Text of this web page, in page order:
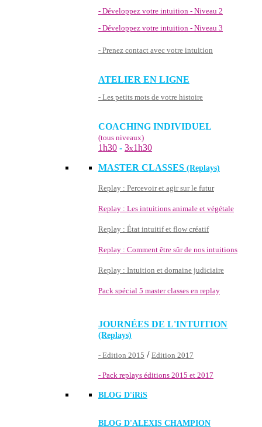
- Développez votre intuition - Niveau 2
- Développez votre intuition - Niveau 3
- Prenez contact avec votre intuition
ATELIER EN LIGNE
- Les petits mots de votre histoire
COACHING INDIVIDUEL
(tous niveaux)
1h30 - 3x1h30
MASTER CLASSES (Replays)
Replay : Percevoir et agir sur le futur
Replay : Les intuitions animale et végétale
Replay : État intuitif et flow créatif
Replay : Comment être sûr de nos intuitions
Replay : Intuition et domaine judiciaire
Pack spécial 5 master classes en replay
JOURNÉES DE L'INTUITION
(Replays)
- Edition 2015 / Edition 2017
- Pack replays éditions 2015 et 2017
BLOG D'iRiS
BLOG D'ALEXIS CHAMPION